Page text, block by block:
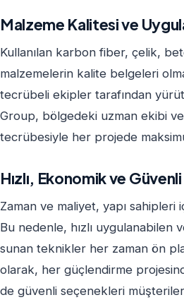
Malzeme Kalitesi ve
Kullanılan karbon fiber, çelik,
malzemelerin kalite belgeleri
tecrübeli ekipler tarafından
Group, bölgedeki uzman ekibi ve
tecrübesiyle her projede
Hızlı, Ekonomik ve
Zaman ve maliyet, yapı sahipleri
Bu nedenle, hızlı uygulanabilen
sunan teknikler her zaman ön
olarak, her güçlendirme
de güvenli seçenekleri